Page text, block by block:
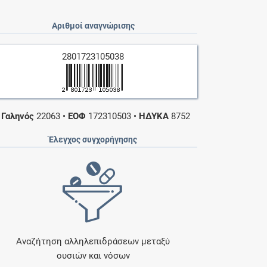
Αριθμοί αναγνώρισης
2801723105038
Γαληνός 22063 • ΕΟΦ 172310503 • ΗΔΥΚΑ 8752
Έλεγχος συγχορήγησης
Αναζήτηση αλληλεπιδράσεων μεταξύ
ουσιών και νόσων